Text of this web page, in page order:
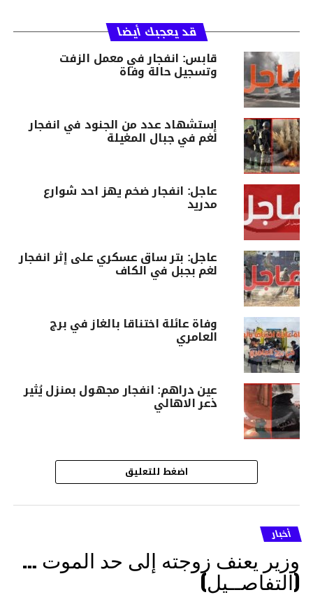
قد يعجبك أيضا
قابس: انفجار في معمل الزفت
وتسجيل حالة وفاة
إستشهاد عدد من الجنود في انفجار
لغم في جبال المغيلة
عاجل: انفجار ضخم يهز احد شوارع
مدريد
عاجل: بتر ساق عسكري على إثر انفجار
لغم بجبل في الكاف
وفاة عائلة اختناقا بالغاز في برج
العامري
عين دراهم: انفجار مجهول بمنزل يُثير
ذعر الاهالي
اضغط للتعليق
أخبار
وزير يعنف زوجته إلى حد الموت …
(التفاصــيل)